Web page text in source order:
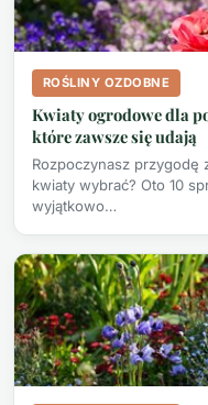
ROŚLINY OZDOBNE
Kwiaty ogrodowe dla
które zawsze się udają
Rozpoczynasz
kwiaty wybrać? Oto 10
wyjątkowo…